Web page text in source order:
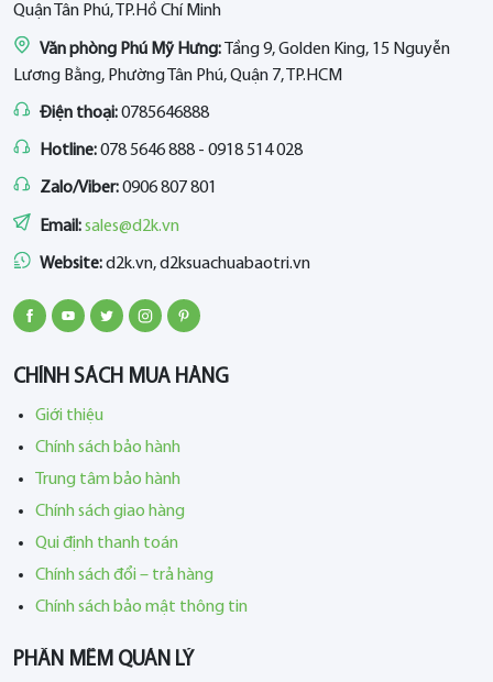
Quận Tân Phú, TP.Hồ Chí Minh
Văn phòng Phú Mỹ Hưng:
Tầng 9, Golden King, 15 Nguyễn
Lương Bằng, Phường Tân Phú, Quận 7, TP.HCM
Điện thoại:0785646888
Hotline:078 5646 888 - 0918 514 028
Zalo/Viber:0906 807 801
Email:sales@d2k.vn
Website:d2k.vn, d2ksuachuabaotri.vn
CHÍNH SÁCH MUA HÀNG
Giới thiệu
Chính sách bảo hành
Trung tâm bảo hành
Chính sách giao hàng
Qui định thanh toán
Chính sách đổi – trả hàng
Chính sách bảo mật thông tin
PHẦN MỀM QUẢN LÝ